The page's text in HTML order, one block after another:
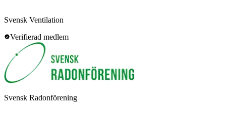
Svensk Ventilation
Verifierad medlem
Svensk Radonförening